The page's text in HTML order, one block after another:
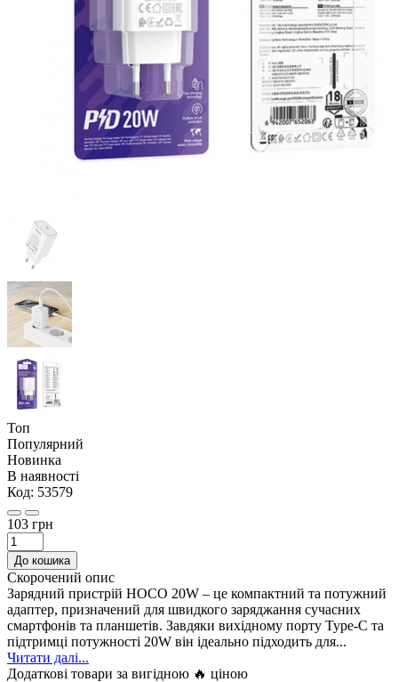
Топ
Популярний
Новинка
В наявності
Код: 53579
103 грн
До кошика
Скорочений опис
Зарядний пристрій HOCO 20W – це компактний та потужний
адаптер, призначений для швидкого заряджання сучасних
смартфонів та планшетів. Завдяки вихідному порту Type-C та
підтримці потужності 20W він ідеально підходить для...
Читати далі...
Додаткові товари за вигідною 🔥 ціною